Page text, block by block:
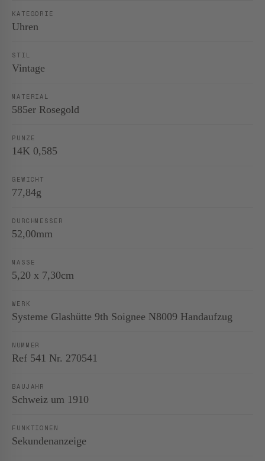
KATEGORIE
Uhren
STIL
Vintage
MATERIAL
585er Rosegold
PUNZE
14K 0,585
GEWICHT
77,84g
DURCHMESSER
52,00mm
MASSE
5,20 x 7,30cm
WERK
Systeme Glashütte 9th Soignee N8009 Handaufzug
NUMMER
Ref 541 Nr. 270541
BAUJAHR
Schweiz um 1910
FUNKTIONEN
Sekundenanzeige